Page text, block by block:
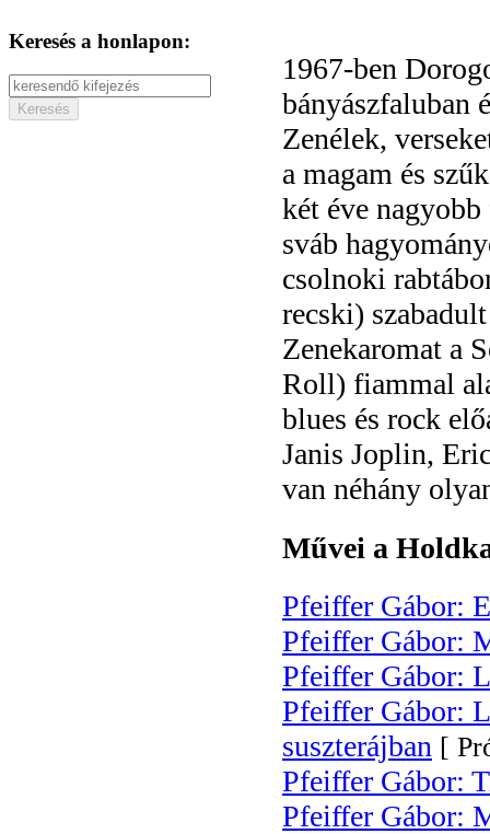
Keresés a honlapon:
1967-ben
bányászfaluban
Zenélek,
a magam és
két éve nagyobb
sváb
csolnoki
recski)
Zenekaromat a
Roll) fiammal
blues és rock
Janis Joplin,
van néhány
Művei a
Pfeiffer Gábor:
Pfeiffer Gábor:
Pfeiffer Gábor:
Pfeiffer Gábor:
suszterájban [
Pfeiffer Gábor:
Pfeiffer Gábor: